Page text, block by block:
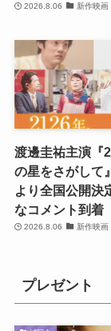
2026.8.06 新作映画
渡邊圭祐主演『
の星をさがして
より全国公開
なコメント到着
2026.8.06 新作映画
プレゼント